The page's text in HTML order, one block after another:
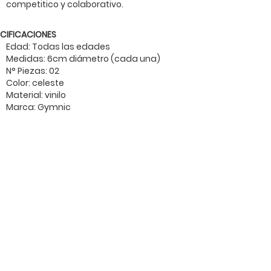
competitico y colaborativo.
Edad: Todas las edades
Medidas: 6cm diámetro (cada una)
N° Piezas: 02
Color: celeste
Material: vinilo
Marca: Gymnic